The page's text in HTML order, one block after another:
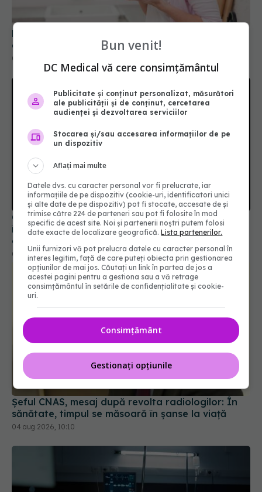
creierul femeilor de peste 50 de ani
Caz șocant la Cluj. Echipaj de ambulanță atacat
în timpul unei misiuni în Cluj. Șoferul a ajuns la
operație.
09 aug 2026, 12:55
Șeful CNAS, mesaj după revolta radiologilor: În
sănătate, timpul se măsoară în șanse la viață
04 aug 2026, 10:10
Bun venit!
DC Medical vă cere consimțământul
Publicitate și conținut personalizat, măsurători
ale publicității și de conținut, cercetarea
audienței și dezvoltarea serviciilor
Stocarea și/sau accesarea informațiilor de pe
un dispozitiv
Aflați mai multe
Datele dvs. cu caracter personal vor fi prelucrate, iar
informațiile de pe dispozitiv (cookie-uri, identificatori unici
și alte date de pe dispozitiv) pot fi stocate, accesate de și
trimise către 224 de parteneri sau pot fi folosite în mod
specific de acest site. Noi și partenerii noștri putem folosi
date exacte de localizare geografică.Lista partenerilor.
Unii furnizori vă pot prelucra datele cu caracter personal în
interes legitim, față de care puteți obiecta prin gestionarea
opțiunilor de mai jos. Căutați un link în partea de jos a
acestei pagini pentru a gestiona sau a vă retrage
consimțământul în setările de confidențialitate și cookie-
uri.
Consimțământ
Gestionați opțiunile